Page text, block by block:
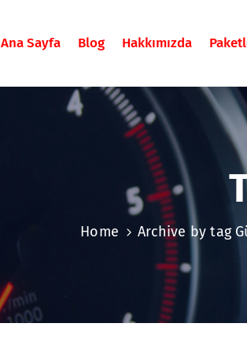
Ana Sayfa Blog Hakkımızda
Home Archive by tag